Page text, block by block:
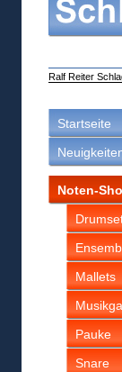
Ralf Reiter
Startseite
Noten-
Mallets
Pauke
Snare